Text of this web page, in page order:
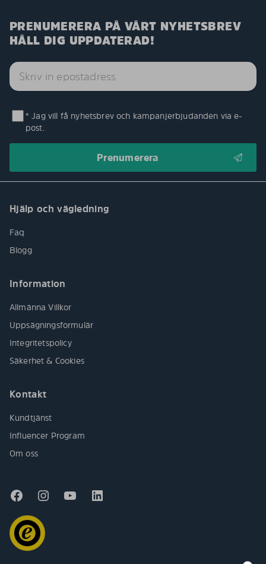
PRENUMERERA PÅ VÅRT NYHETSBREV
HÅLL DIG UPPDATERAD!
* Jag vill få nyhetsbrev och kampanjerbjudanden via e-
post.
Hjälp och vägledning
Faq
Blogg
Information
Allmänna Villkor
Uppsägningsformulär
Integritetspolicy
Säkerhet & Cookies
Kontakt
Kundtjänst
Influencer Program
Om oss